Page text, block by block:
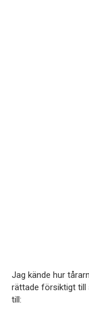
Jag kände hur
rättade försiktigt till
till: